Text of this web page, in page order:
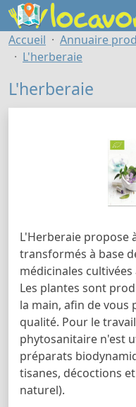
Accueil
Annuaire
L'herberaie
L'herberaie
L'Herberaie propose
transformés à base
médicinales
Les plantes sont
la main, afin de
qualité. Pour le
phytosanitaire n'est
préparats
tisanes, décoctions
naturel).